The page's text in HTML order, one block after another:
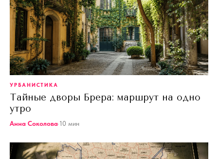
УРБАНИСТИКА
Тайные дворы Брера: маршрут на одно
утро
Анна Соколова·10 мин